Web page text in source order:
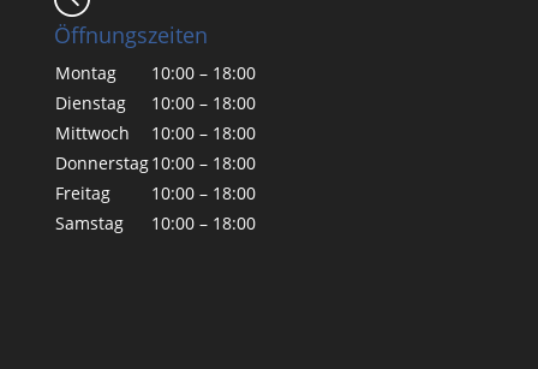
Öffnungszeiten
Montag
10:00 – 18:00
Dienstag
10:00 – 18:00
Mittwoch
10:00 – 18:00
Donnerstag10:00 – 18:00
Freitag
10:00 – 18:00
Samstag
10:00 – 18:00